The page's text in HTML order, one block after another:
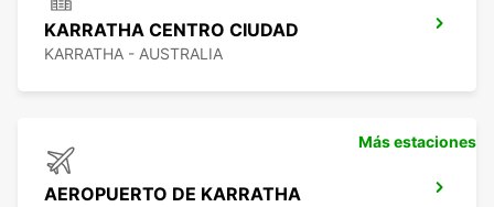
KARRATHA CENTRO CIUDAD
KARRATHA - AUSTRALIA
AEROPUERTO DE KARRATHA
Más estaciones